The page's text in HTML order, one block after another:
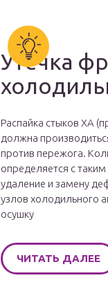
Утечка
Распайка стыков ХА
должна
против пережога.
определяется с
удаление и замену
узлов холодильного
осушку
ЧИТАТЬ ДАЛЕЕ